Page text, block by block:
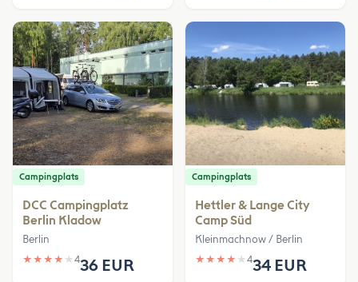
Campingplats
DCC Campingplatz
Berlin Kladow
Berlin
★ ★ ★ ★ ★ 436 EUR
Campingplats
Hettler & Lange City
Camp Süd
Kleinmachnow / Berlin
★ ★ ★ ★ ★ 434 EUR